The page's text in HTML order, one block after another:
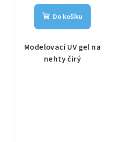
Do košíku
Modelovací UV gel na
nehty čirý